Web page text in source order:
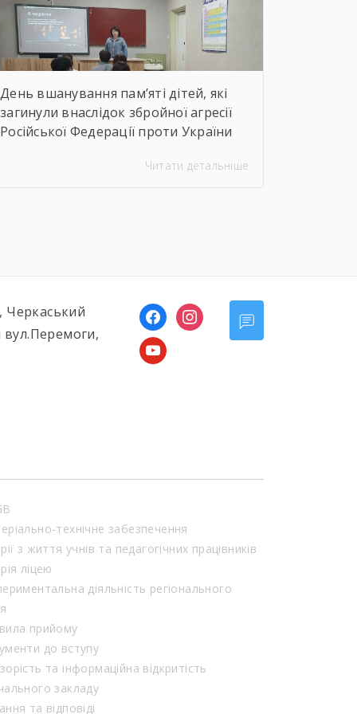
неймовірну філігранність витинанок,
графіки […]
День вшанування пам’яті дітей, які
загинули внаслідок збройної агресії
Російської Федерації проти України
Читати детальніше
Черкаський
facebookinstagram
youtube
технічне забезпечення
з життя учнів та педагогічних працівників
ліцею
діяльність регіонального
прийому
до вступу
та інформаційна відкритість
закладу
та відповіді